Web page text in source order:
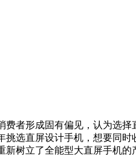
费者形成固有偏见，认为选
挑选直屏设计手机，想要同
新树立了全能型大直屏手机的